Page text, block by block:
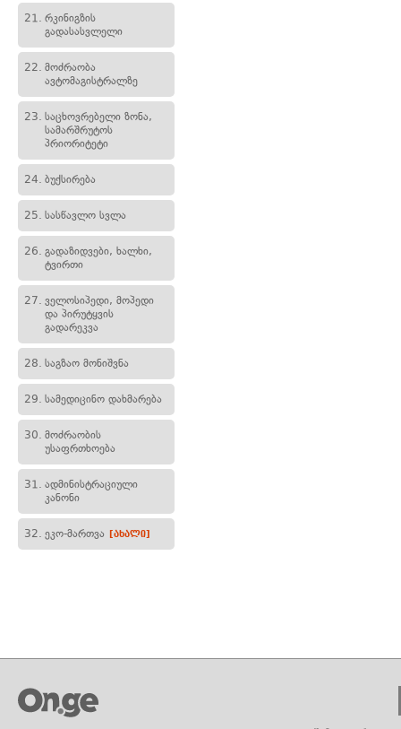
21. რკინიგზის
გადასასვლელი
22. მოძრაობა
ავტომაგისტრალზე
23. საცხოვრებელი ზონა,
სამარშრუტოს
პრიორიტეტი
24. ბუქსირება
25. სასწავლო სვლა
26. გადაზიდვები, ხალხი,
ტვირთი
27. ველოსიპედი, მოპედი
და პირუტყვის
გადარეკვა
28. საგზაო მონიშვნა
29. სამედიცინო დახმარება
30. მოძრაობის
უსაფრთხოება
31. ადმინისტრაციული
კანონი
32. ეკო-მართვა [ახალი]